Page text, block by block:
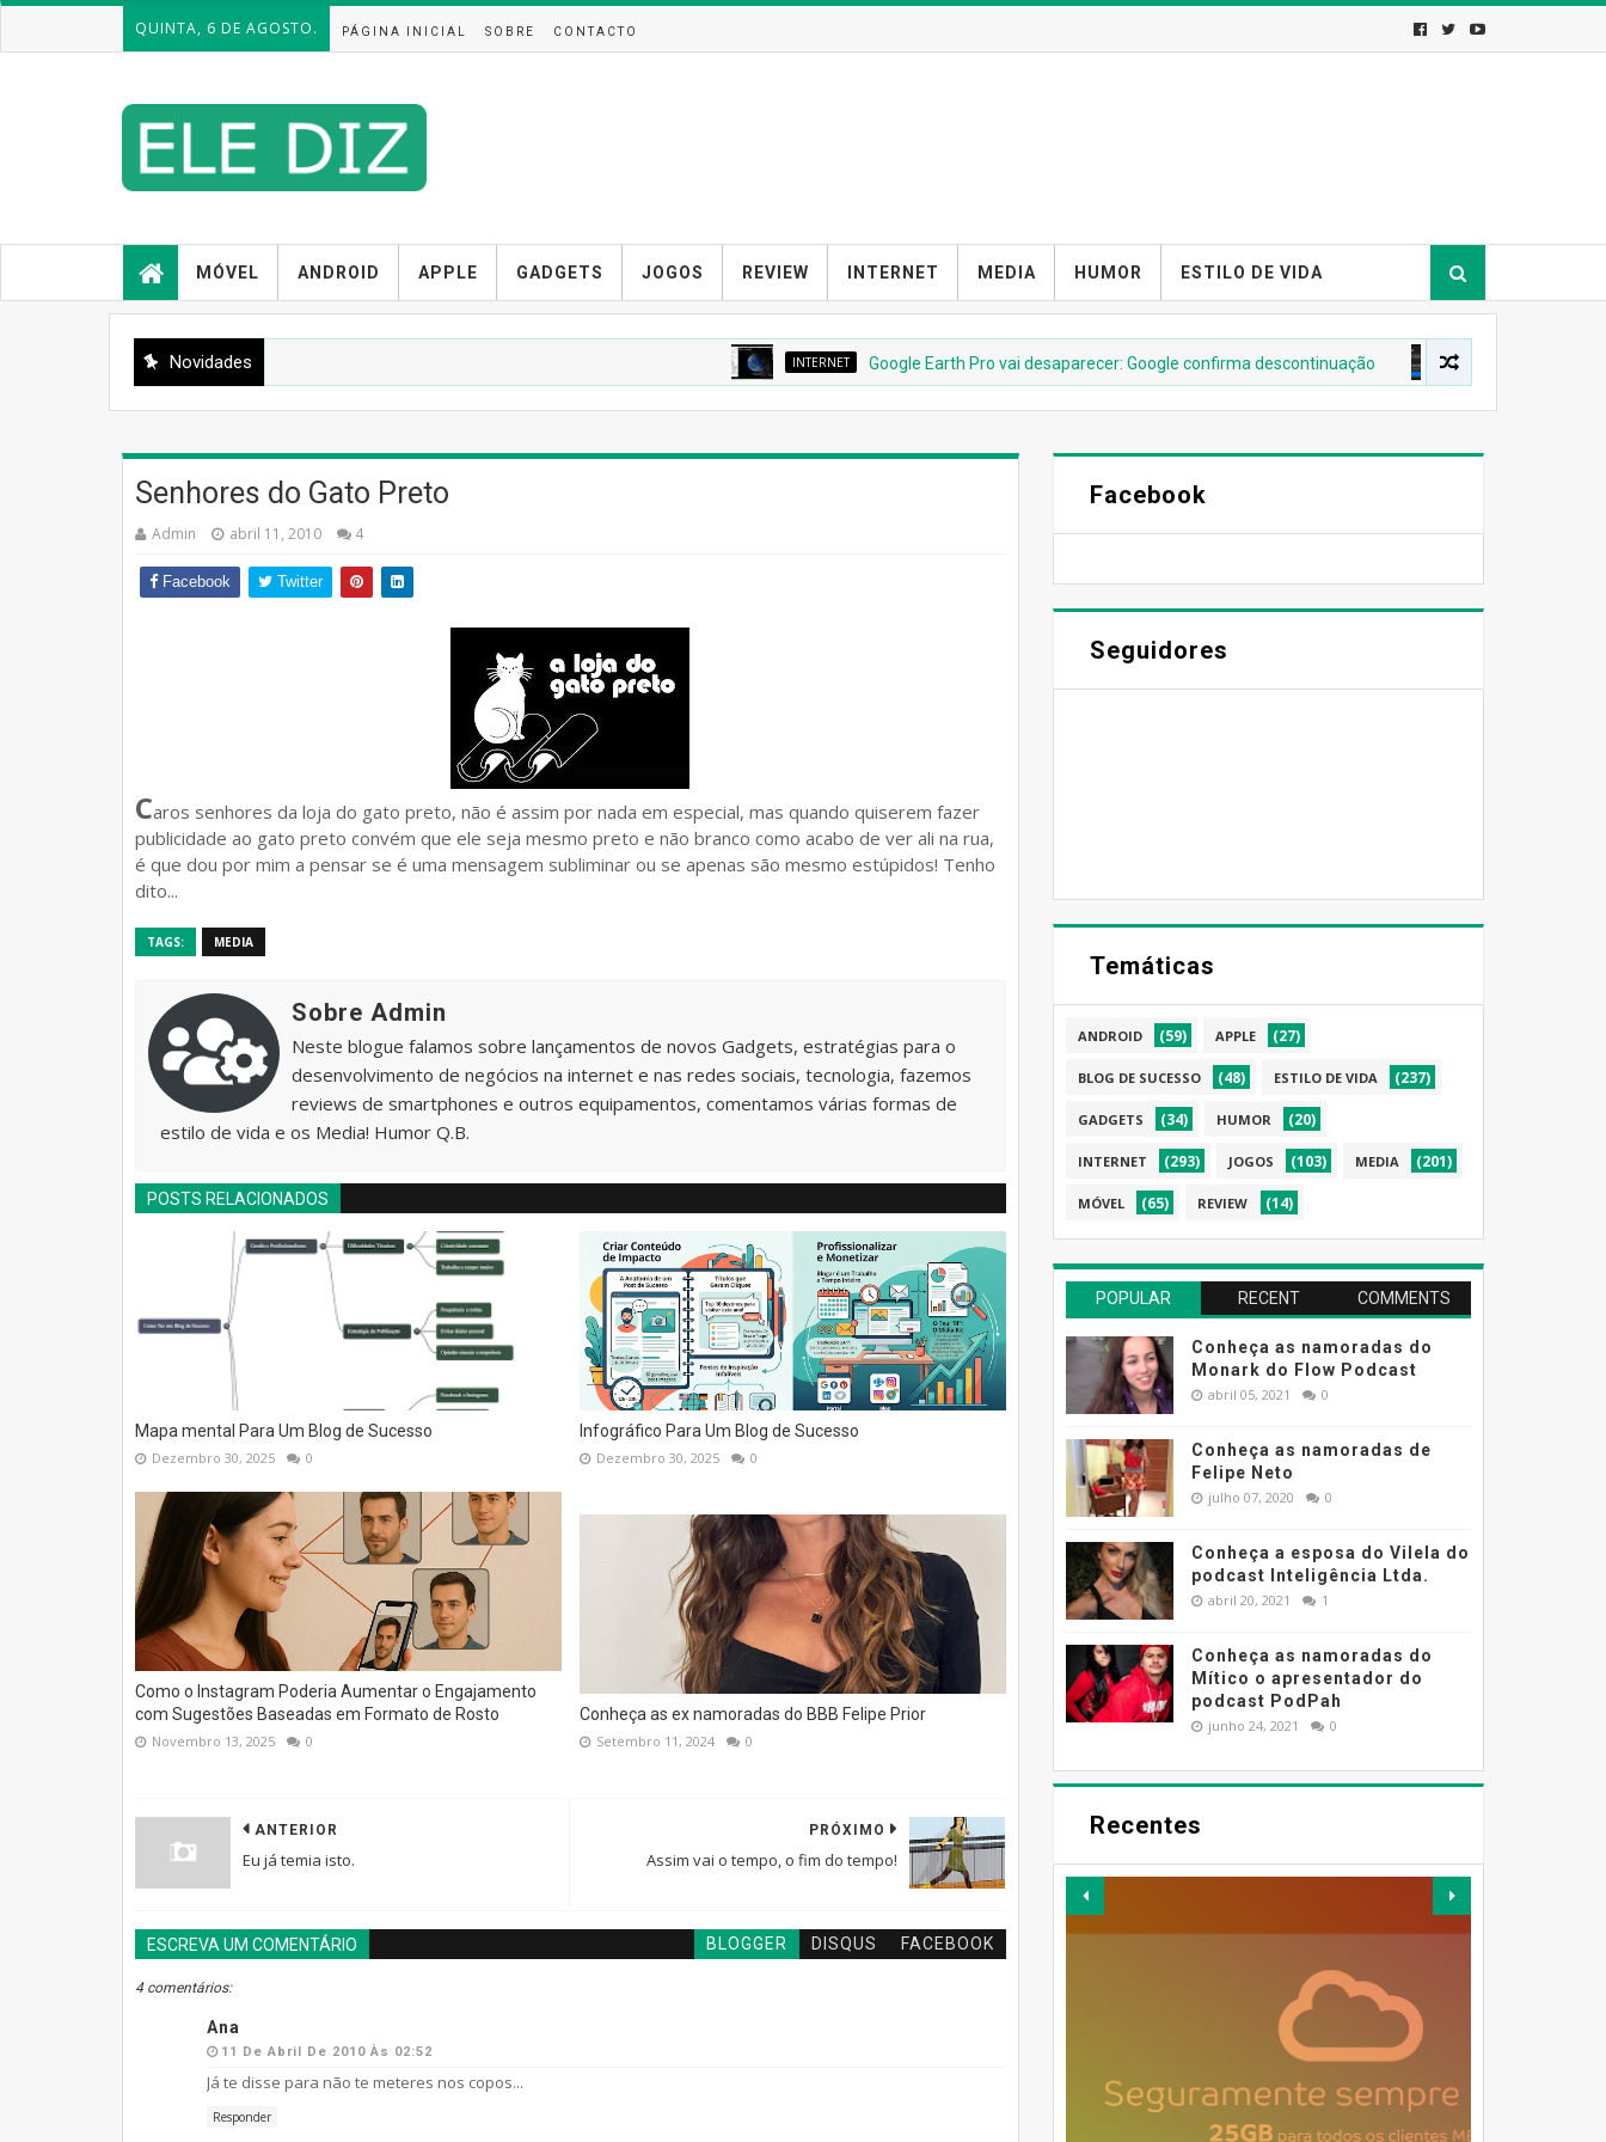
QUINTA, 6 DE AGOSTO. PÁGINA INICIAL SOBRE CONTACTO
MÓVEL ANDROID APPLE GADGETS JOGOS REVIEW INTERNET MEDIA HUMOR ESTILO DE VIDA
Novidades INTERNET Google Earth Pro vai desaparecer: Google confirma descontinuação ANDROID
Senhores do Gato Preto
Admin abril 11, 2010 4
Facebook Twitter
Caros senhores da loja do gato preto, não é assim por nada em especial, mas quando quiserem fazer
publicidade ao gato preto convém que ele seja mesmo preto e não branco como acabo de ver ali na rua,
é que dou por mim a pensar se é uma mensagem subliminar ou se apenas são mesmo estúpidos! Tenho
dito...
TAGS: MEDIA
Sobre Admin
Neste blogue falamos sobre lançamentos de novos Gadgets, estratégias para o
desenvolvimento de negócios na internet e nas redes sociais, tecnologia, fazemos
reviews de smartphones e outros equipamentos, comentamos várias formas de
estilo de vida e os Media! Humor Q.B.
POSTS RELACIONADOS
Mapa mental Para Um Blog de Sucesso
Dezembro 30, 2025 0
Infográfico Para Um Blog de Sucesso
Dezembro 30, 2025 0
Como o Instagram Poderia Aumentar o Engajamento
com Sugestões Baseadas em Formato de Rosto
Novembro 13, 2025 0
Conheça as ex namoradas do BBB Felipe Prior
Setembro 11, 2024 0
PRÓXIMO
Assim vai o tempo, o fim do tempo!
ANTERIOR
Eu já temia isto.
ESCREVA UM COMENTÁRIO BLOGGER DISQUS FACEBOOK
4 comentários:
Ana
11 De Abril De 2010 Às 02:52
Já te disse para não te meteres nos copos...
Responder
Facebook
Seguidores
Temáticas
ANDROID (59) APPLE (27)
BLOG DE SUCESSO (48) ESTILO DE VIDA (237)
GADGETS (34) HUMOR (20)
INTERNET (293) JOGOS (103) MEDIA (201)
MÓVEL (65) REVIEW (14)
POPULAR RECENT COMMENTS
Conheça as namoradas do
Monark do Flow Podcast
abril 05, 2021 0
Conheça as namoradas de
Felipe Neto
julho 07, 2020 0
Conheça a esposa do Vilela do
podcast Inteligência Ltda.
abril 20, 2021 1
Conheça as namoradas do
Mítico o apresentador do
podcast PodPah
junho 24, 2021 0
Recentes
MESSENGER DEIXA DE